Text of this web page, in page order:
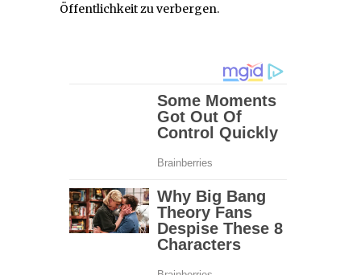
Öffentlichkeit zu verbergen.